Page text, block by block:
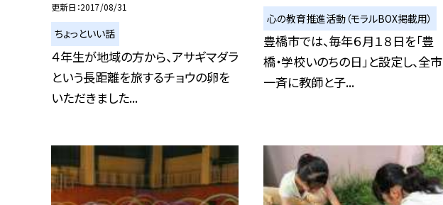
更新日 2017/08/31
ちょっといい話
４年生が地域の方から、アサギマダラ
という長距離を旅するチョウの卵を
いただきました...
心の教育推進活動（モラルBOX掲載用）
豊橋市では、毎年６月１８日を「豊
橋・学校いのちの日」と設定し、全市
一斉に教師と子...